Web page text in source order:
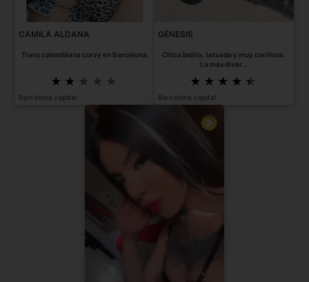
CAMILA ALDANA
Trans colombiana curvy en Barcelona.
Barcelona capital
GÉNESIS
Chica bajita, tatuada y muy cariñosa.
La más diver...
Barcelona capital